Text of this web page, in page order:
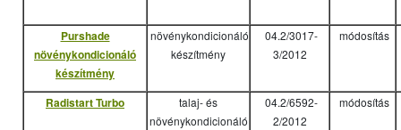
Purshade
növénykondicionáló
készítmény
növénykondicionáló
készítmény
04.2/3017-
3/2012
módosítás
Radistart Turbo
talaj- és
növénykondicionáló
04.2/6592-
2/2012
módosítás